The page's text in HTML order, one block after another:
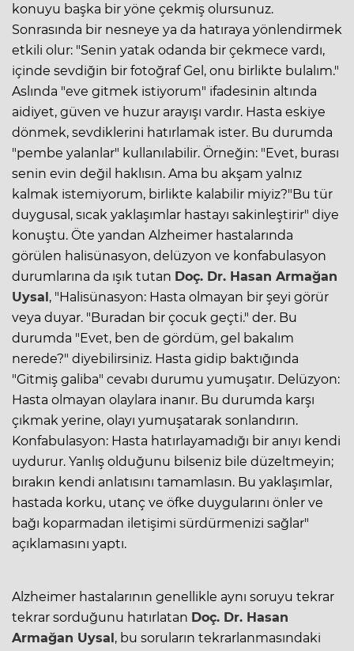
konuyu başka bir yöne çekmiş olursunuz.
Sonrasında bir nesneye ya da hatıraya yönlendirmek
etkili olur: "Senin yatak odanda bir çekmece vardı,
içinde sevdiğin bir fotoğraf Gel, onu birlikte bulalım."
Aslında "eve gitmek istiyorum" ifadesinin altında
aidiyet, güven ve huzur arayışı vardır. Hasta eskiye
dönmek, sevdiklerini hatırlamak ister. Bu durumda
"pembe yalanlar" kullanılabilir. Örneğin: "Evet, burası
senin evin değil haklısın. Ama bu akşam yalnız
kalmak istemiyorum, birlikte kalabilir miyiz?"Bu tür
duygusal, sıcak yaklaşımlar hastayı sakinleştirir" diye
konuştu. Öte yandan Alzheimer hastalarında
görülen halisünasyon, delüzyon ve konfabulasyon
durumlarına da ışık tutan Doç. Dr. Hasan Armağan
Uysal, "Halisünasyon: Hasta olmayan bir şeyi görür
veya duyar. "Buradan bir çocuk geçti." der. Bu
durumda "Evet, ben de gördüm, gel bakalım
nerede?" diyebilirsiniz. Hasta gidip baktığında
"Gitmiş galiba" cevabı durumu yumuşatır. Delüzyon:
Hasta olmayan olaylara inanır. Bu durumda karşı
çıkmak yerine, olayı yumuşatarak sonlandırın.
Konfabulasyon: Hasta hatırlayamadığı bir anıyı kendi
uydurur. Yanlış olduğunu bilseniz bile düzeltmeyin;
bırakın kendi anlatısını tamamlasın. Bu yaklaşımlar,
hastada korku, utanç ve öfke duygularını önler ve
bağı koparmadan iletişimi sürdürmenizi sağlar"
açıklamasını yaptı.
Alzheimer hastalarının genellikle aynı soruyu tekrar
tekrar sorduğunu hatırlatan Doç. Dr. Hasan
Armağan Uysal, bu soruların tekrarlanmasındaki